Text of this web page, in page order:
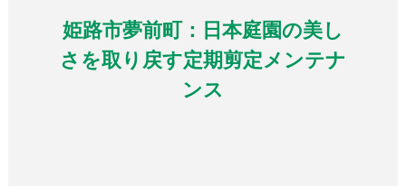
姫路市夢前町：日本庭園の美し
さを取り戻す定期剪定メンテナ
ンス